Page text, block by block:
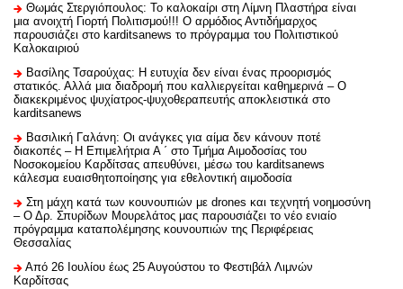
Θωμάς Στεργιόπουλος: Το καλοκαίρι στη Λίμνη Πλαστήρα είναι
μια ανοιχτή Γιορτή Πολιτισμού!!! Ο αρμόδιος Αντιδήμαρχος
παρουσιάζει στο karditsanews το πρόγραμμα του Πολιτιστικού
Καλοκαιριού
Βασίλης Τσαρούχας: Η ευτυχία δεν είναι ένας προορισμός
στατικός. Αλλά μια διαδρομή που καλλιεργείται καθημερινά – Ο
διακεκριμένος ψυχίατρος-ψυχοθεραπευτής αποκλειστικά στο
karditsanews
Βασιλική Γαλάνη: Οι ανάγκες για αίμα δεν κάνουν ποτέ
διακοπές – Η Επιμελήτρια Α ΄ στο Τμήμα Αιμοδοσίας του
Νοσοκομείου Καρδίτσας απευθύνει, μέσω του karditsanews
κάλεσμα ευαισθητοποίησης για εθελοντική αιμοδοσία
Στη μάχη κατά των κουνουπιών με drones και τεχνητή νοημοσύνη
– Ο Δρ. Σπυρίδων Μουρελάτος μας παρουσιάζει το νέο ενιαίο
πρόγραμμα καταπολέμησης κουνουπιών της Περιφέρειας
Θεσσαλίας
Από 26 Ιουλίου έως 25 Αυγούστου το Φεστιβάλ Λιμνών
Καρδίτσας